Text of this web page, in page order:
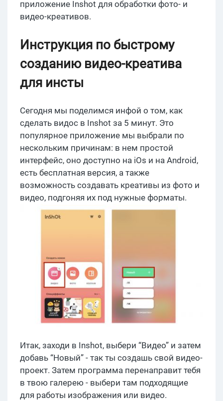
приложение Inshot для обработки фото- и
видео-креативов.
Инструкция по быстрому
созданию видео-креатива
для инсты
Сегодня мы поделимся инфой о том, как
сделать видос в Inshot за 5 минут. Это
популярное приложение мы выбрали по
нескольким причинам: в нем простой
интерфейс, оно доступно на iOs и на Android,
есть бесплатная версия, а также
возможность создавать креативы из фото и
видео, подгоняя их под нужные форматы.
Итак, заходи в Inshot, выбери “Видео” и затем
добавь “Новый” - так ты создашь свой видео-
проект. Затем программа перенаправит тебя
в твою галерею - выбери там подходящие
для работы изображения или видео.